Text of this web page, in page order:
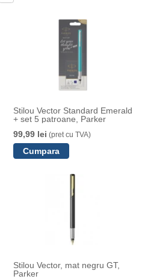
Stilou Vector Standard Emerald
+ set 5 patroane, Parker
99,99 lei (pret cu TVA)
Stilou Vector, mat negru GT,
Parker